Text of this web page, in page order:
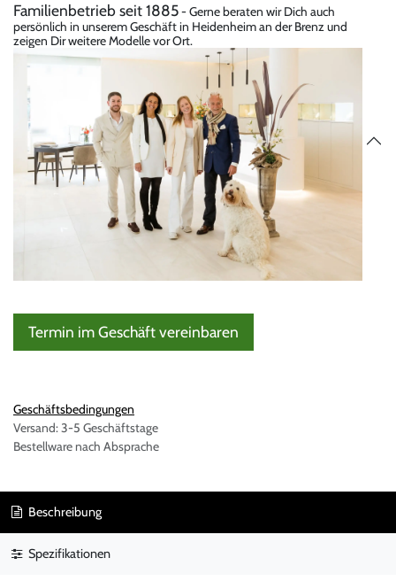
Familienbetrieb seit 1885- Gerne beraten wir Dich auch
persönlich in unserem Geschäft in Heidenheim an der Brenz und
zeigen Dir weitere Modelle vor Ort.
Termin im Geschäft vereinbaren
Geschäftsbedingungen
Versand: 3-5 Geschäftstage
Bestellware nach Absprache
Beschreibung
Spezifikationen